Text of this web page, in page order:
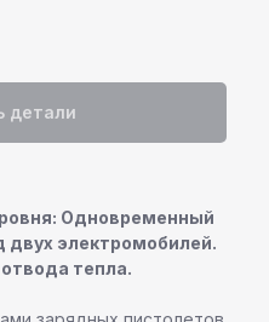
детали
Одновременный
двух электромобилей.
тепла.